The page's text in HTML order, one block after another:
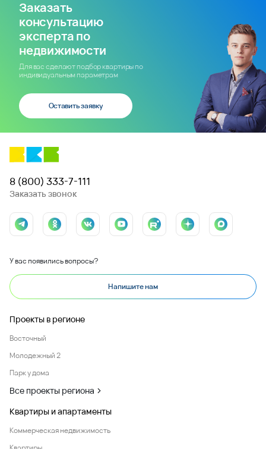
Заказать
консультацию
эксперта по
недвижимости
Для вас сделают подбор квартиры по
индивидуальным параметрам
Оставить заявку
8 (800) 333-7-111
Заказать звонок
У вас появились вопросы?
Напишите нам
Проекты в регионе
Восточный
Молодежный 2
Парк у дома
Все проекты региона
Квартиры и апартаменты
Коммерческая недвижимость